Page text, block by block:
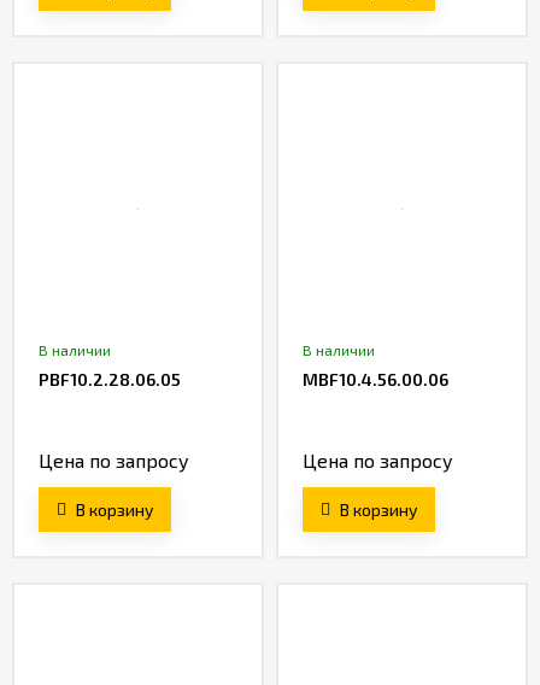
В наличии
PBF10.2.28.06.05
Цена по запросу
В корзину
В наличии
MBF10.4.56.00.06
Цена по запросу
В корзину